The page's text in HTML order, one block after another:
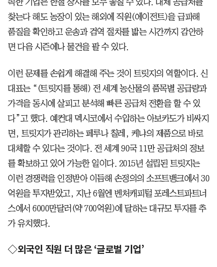
족한 기업은 한철 장사를 모두 놓칠 수 있다. 대체 공급처를
찾는다 해도 농장이 있는 해외에 직원(에이전트)을 급파해
품질을 확인하고 운송과 검역 절차를 밟는 시간까지 감안하
면 다음 시즌에나 물건을 팔 수 있다.
이런 문제를 손쉽게 해결해 주는 것이 트릿지의 역할이다. 신
대표는 “(트릿지를 통해) 전 세계 농산물의 품목별 공급량과
가격을 동시에 살피고 분석해 빠른 공급처 전환을 할 수 있
다”고 했다. 예컨대 멕시코에서 수입하는 아보카도가 비싸지
면, 트릿지가 관리하는 페루나 칠레, 케냐의 제품으로 바로
대체할 수 있다는 것이다. 전 세계 90국 11만 공급처의 정보
를 확보하고 있어 가능한 일이다. 2015년 설립된 트릿지는
이런 경쟁력을 인정받아 이듬해 손정의의 소프트뱅크에서 30
억원을 투자받았고, 지난 6월엔 벤처캐피털 포레스트파트너
스에서 6000만달러(약 700억원)에 달하는 대규모 투자를 추
가 유치했다.
◇외국인 직원 더 많은 ‘글로벌 기업’